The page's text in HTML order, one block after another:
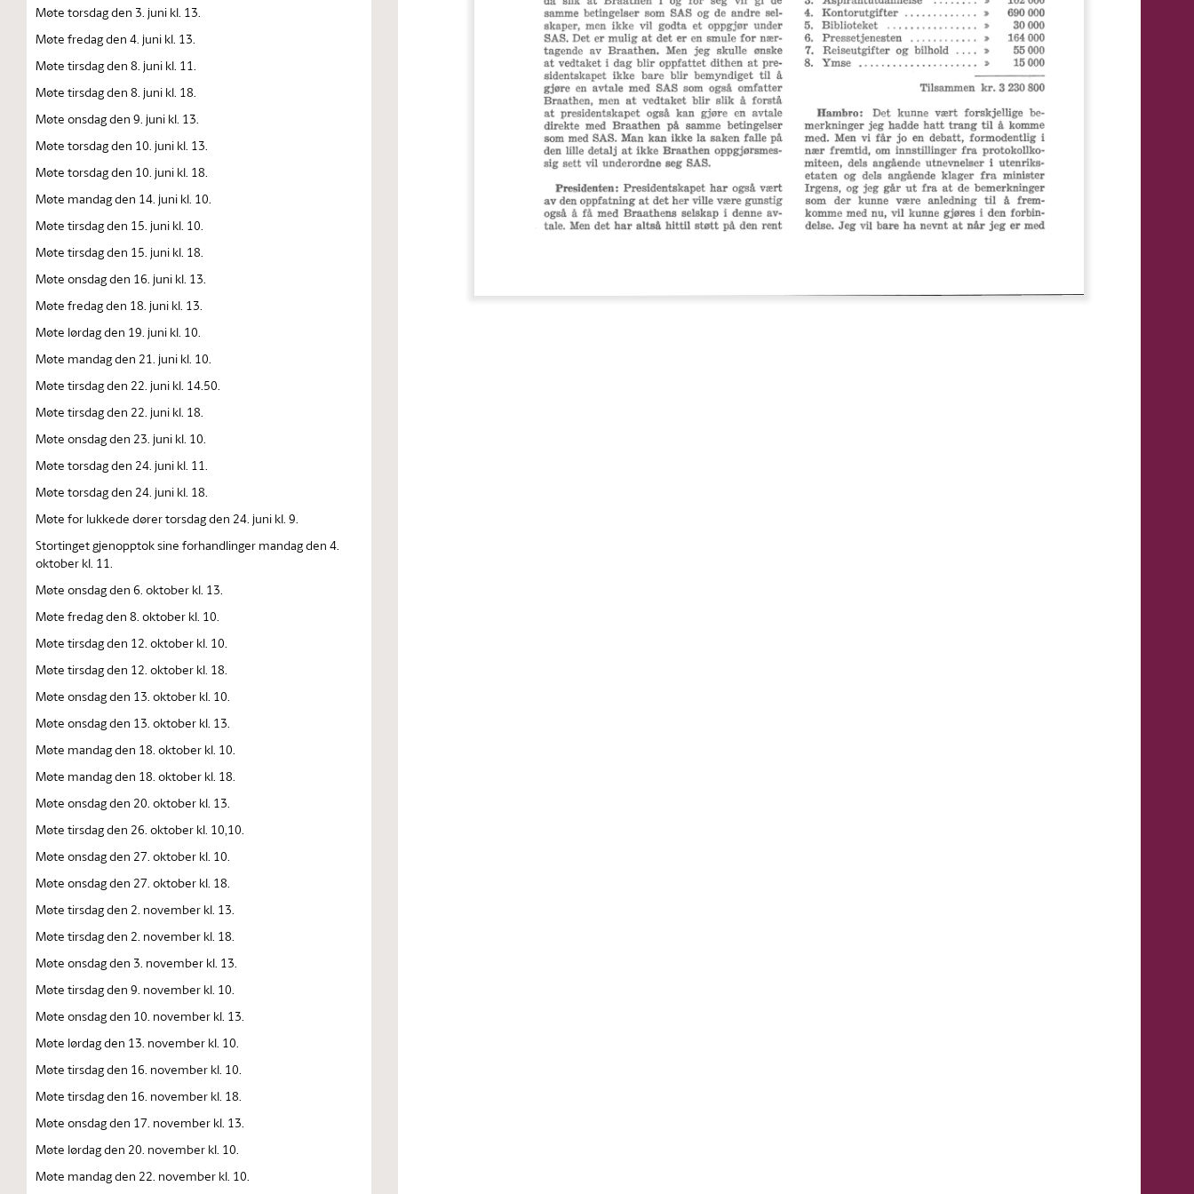
Møte torsdag den 3. juni kl. 13.
Møte fredag den 4. juni kl. 13.
Møte tirsdag den 8. juni kl. 11.
Møte tirsdag den 8. juni kl. 18.
Møte onsdag den 9. juni kl. 13.
Møte torsdag den 10. juni kl. 13.
Møte torsdag den 10. juni kl. 18.
Møte mandag den 14. juni kl. 10.
Møte tirsdag den 15. juni kl. 10.
Møte tirsdag den 15. juni kl. 18.
Møte onsdag den 16. juni kl. 13.
Møte fredag den 18. juni kl. 13.
Møte lørdag den 19. juni kl. 10.
Møte mandag den 21. juni kl. 10.
Møte tirsdag den 22. juni kl. 14.50.
Møte tirsdag den 22. juni kl. 18.
Møte onsdag den 23. juni kl. 10.
Møte torsdag den 24. juni kl. 11.
Møte torsdag den 24. juni kl. 18.
Møte for lukkede dører torsdag den 24. juni kl. 9.
Stortinget gjenopptok sine forhandlinger mandag den 4.
oktober kl. 11.
Møte onsdag den 6. oktober kl. 13.
Møte fredag den 8. oktober kl. 10.
Møte tirsdag den 12. oktober kl. 10.
Møte tirsdag den 12. oktober kl. 18.
Møte onsdag den 13. oktober kl. 10.
Møte onsdag den 13. oktober kl. 13.
Møte mandag den 18. oktober kl. 10.
Møte mandag den 18. oktober kl. 18.
Møte onsdag den 20. oktober kl. 13.
Møte tirsdag den 26. oktober kl. 10,10.
Møte onsdag den 27. oktober kl. 10.
Møte onsdag den 27. oktober kl. 18.
Møte tirsdag den 2. november kl. 13.
Møte tirsdag den 2. november kl. 18.
Møte onsdag den 3. november kl. 13.
Møte tirsdag den 9. november kl. 10.
Møte onsdag den 10. november kl. 13.
Møte lørdag den 13. november kl. 10.
Møte tirsdag den 16. november kl. 10.
Møte tirsdag den 16. november kl. 18.
Møte onsdag den 17. november kl. 13.
Møte lørdag den 20. november kl. 10.
Møte mandag den 22. november kl. 10.